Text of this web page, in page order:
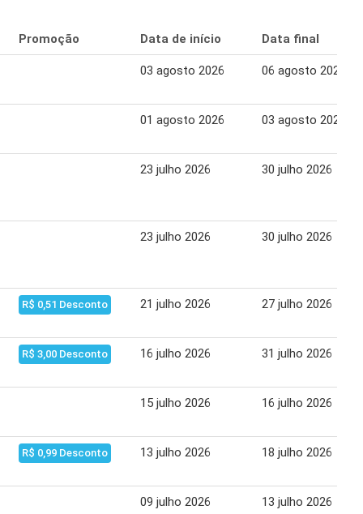
Promoção Data de início Data final
03 agosto 2026 06 agosto 2026
01 agosto 2026 03 agosto 2026
23 julho 2026 30 julho 2026
23 julho 2026 30 julho 2026
R$ 0,51 Desconto 21 julho 2026 27 julho 2026
R$ 3,00 Desconto 16 julho 2026 31 julho 2026
15 julho 2026 16 julho 2026
R$ 0,99 Desconto 13 julho 2026 18 julho 2026
09 julho 2026 13 julho 2026